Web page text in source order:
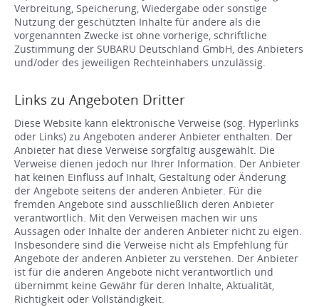
Verbreitung, Speicherung, Wiedergabe oder sonstige
Nutzung der geschützten Inhalte für andere als die
vorgenannten Zwecke ist ohne vorherige, schriftliche
Zustimmung der SUBARU Deutschland GmbH, des Anbieters
und/oder des jeweiligen Rechteinhabers unzulässig.
Links zu Angeboten Dritter
Diese Website kann elektronische Verweise (sog. Hyperlinks
oder Links) zu Angeboten anderer Anbieter enthalten. Der
Anbieter hat diese Verweise sorgfältig ausgewählt. Die
Verweise dienen jedoch nur Ihrer Information. Der Anbieter
hat keinen Einfluss auf Inhalt, Gestaltung oder Änderung
der Angebote seitens der anderen Anbieter. Für die
fremden Angebote sind ausschließlich deren Anbieter
verantwortlich. Mit den Verweisen machen wir uns
Aussagen oder Inhalte der anderen Anbieter nicht zu eigen.
Insbesondere sind die Verweise nicht als Empfehlung für
Angebote der anderen Anbieter zu verstehen. Der Anbieter
ist für die anderen Angebote nicht verantwortlich und
übernimmt keine Gewähr für deren Inhalte, Aktualität,
Richtigkeit oder Vollständigkeit.